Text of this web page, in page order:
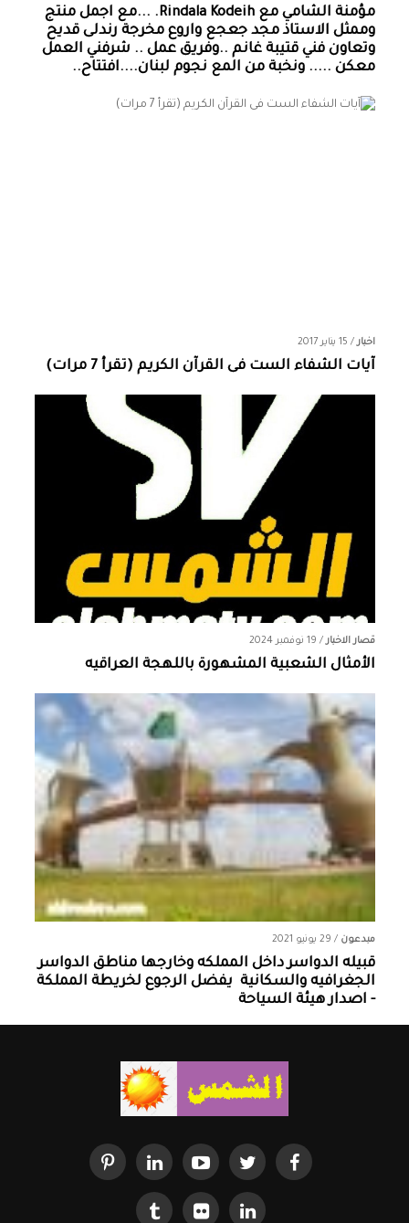
مؤمنة الشامي‏ مع ‏‎Rindala Kodeih‎‏. ...مع اجمل منتج
وممثل الاستاذ مجد جعجع واروع مخرجة رندلى قديح
وتعاون فني قتيبة غانم ..وفريق عمل .. شرفني العمل
معكن ..... ونخبة من المع نجوم لبنان....افتتاح..
اخبار/ 15 يناير 2017
آيات الشفاء الست فى القرآن الكريم (تقرأ 7 مرات)
قصار الاخبار/ 19 نوفمبر 2024
الأمثال الشعبية المشهورة باللهجة العراقيه
مبدعون / 29 يونيو 2021
قبيله الدواسر داخل المملكه وخارجها ‏مناطق الدواسر
الجغرافيه والسكانية ‏ يفضل الرجوع لخريطة المملكة
- اصدار هيئة السياحة